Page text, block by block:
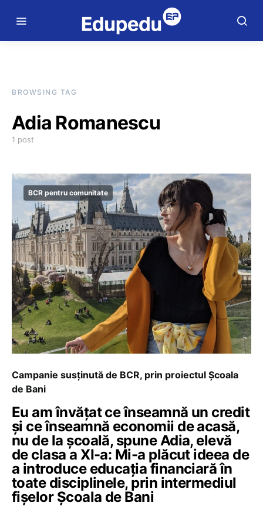
BROWSING TAG
Adia Romanescu
1 post
BCR pentru comunitate
Campanie susținută de BCR, prin proiectul Școala
de Bani
Eu am învățat ce înseamnă un credit
și ce înseamnă economii de acasă,
nu de la școală, spune Adia, elevă
de clasa a XI-a: Mi-a plăcut ideea de
a introduce educația financiară în
toate disciplinele, prin intermediul
fișelor Școala de Bani